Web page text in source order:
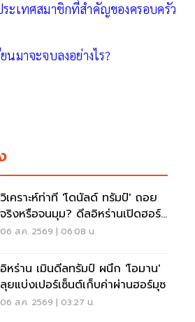
ะเทศสมาชิกที่สำคัญของครอบครัว
นมาจะจบลงอย่างไร?
วิเคราะห์ท่าที 'โดนัลด์ ทรัมป์' ถอย
จริงหรือจนมุม? ดีลอิหร่านเปิดฮอร์
มุซ
06 ส.ค. 2569 | 06:08 น.
อิหร่าน เมินดีลทรัมป์ ผนึก 'โอมาน'
ลุยแบ่งเปอร์เซ็นต์เก็บค่าผ่านฮอร์มุซ
06 ส.ค. 2569 | 03:27 น.